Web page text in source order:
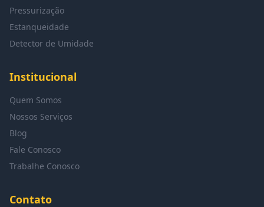
Pressurização
Estanqueidade
Detector de Umidade
Institucional
Quem Somos
Nossos Serviços
Blog
Fale Conosco
Trabalhe Conosco
Contato